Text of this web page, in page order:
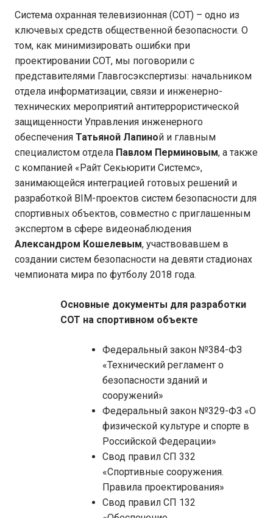
Система охранная телевизионная (СОТ) – одно из
ключевых средств общественной безопасности. О
том, как минимизировать ошибки при
проектировании СОТ, мы поговорили с
представителями Главгосэкспертизы: начальником
отдела информатизации, связи и инженерно-
технических мероприятий антитеррористической
защищенности Управления инженерного
обеспечения Татьяной Лапиной и главным
специалистом отдела Павлом Перминовым, а также
с компанией «Райт Секьюрити Системс»,
занимающейся интеграцией готовых решений и
разработкой BIM-проектов систем безопасности для
спортивных объектов, совместно с приглашенным
экспертом в сфере видеонаблюдения
Александром Кошелевым, участвовавшем в
создании систем безопасности на девяти стадионах
чемпионата мира по футболу 2018 года.
Основные документы для разработки
СОТ на спортивном объекте
Федеральный закон №384-ФЗ
«Технический регламент о
безопасности зданий и
сооружений»
Федеральный закон №329-ФЗ «О
физической культуре и спорте в
Российской Федерации»
Свод правил СП 332
«Спортивные сооружения.
Правила проектирования»
Свод правил СП 132